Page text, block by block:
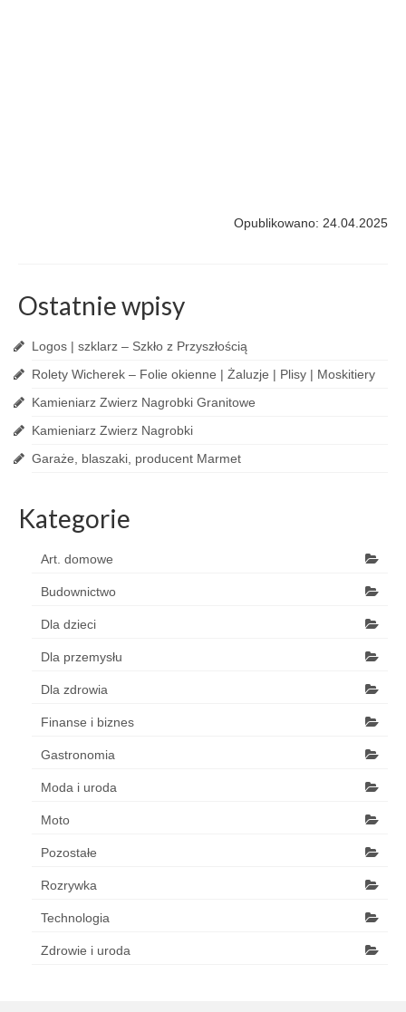
Opublikowano: 24.04.2025
Ostatnie wpisy
Logos | szklarz – Szkło z Przyszłością
Rolety Wicherek – Folie okienne | Żaluzje | Plisy | Moskitiery
Kamieniarz Zwierz Nagrobki Granitowe
Kamieniarz Zwierz Nagrobki
Garaże, blaszaki, producent Marmet
Kategorie
Art. domowe
Budownictwo
Dla dzieci
Dla przemysłu
Dla zdrowia
Finanse i biznes
Gastronomia
Moda i uroda
Moto
Pozostałe
Rozrywka
Technologia
Zdrowie i uroda